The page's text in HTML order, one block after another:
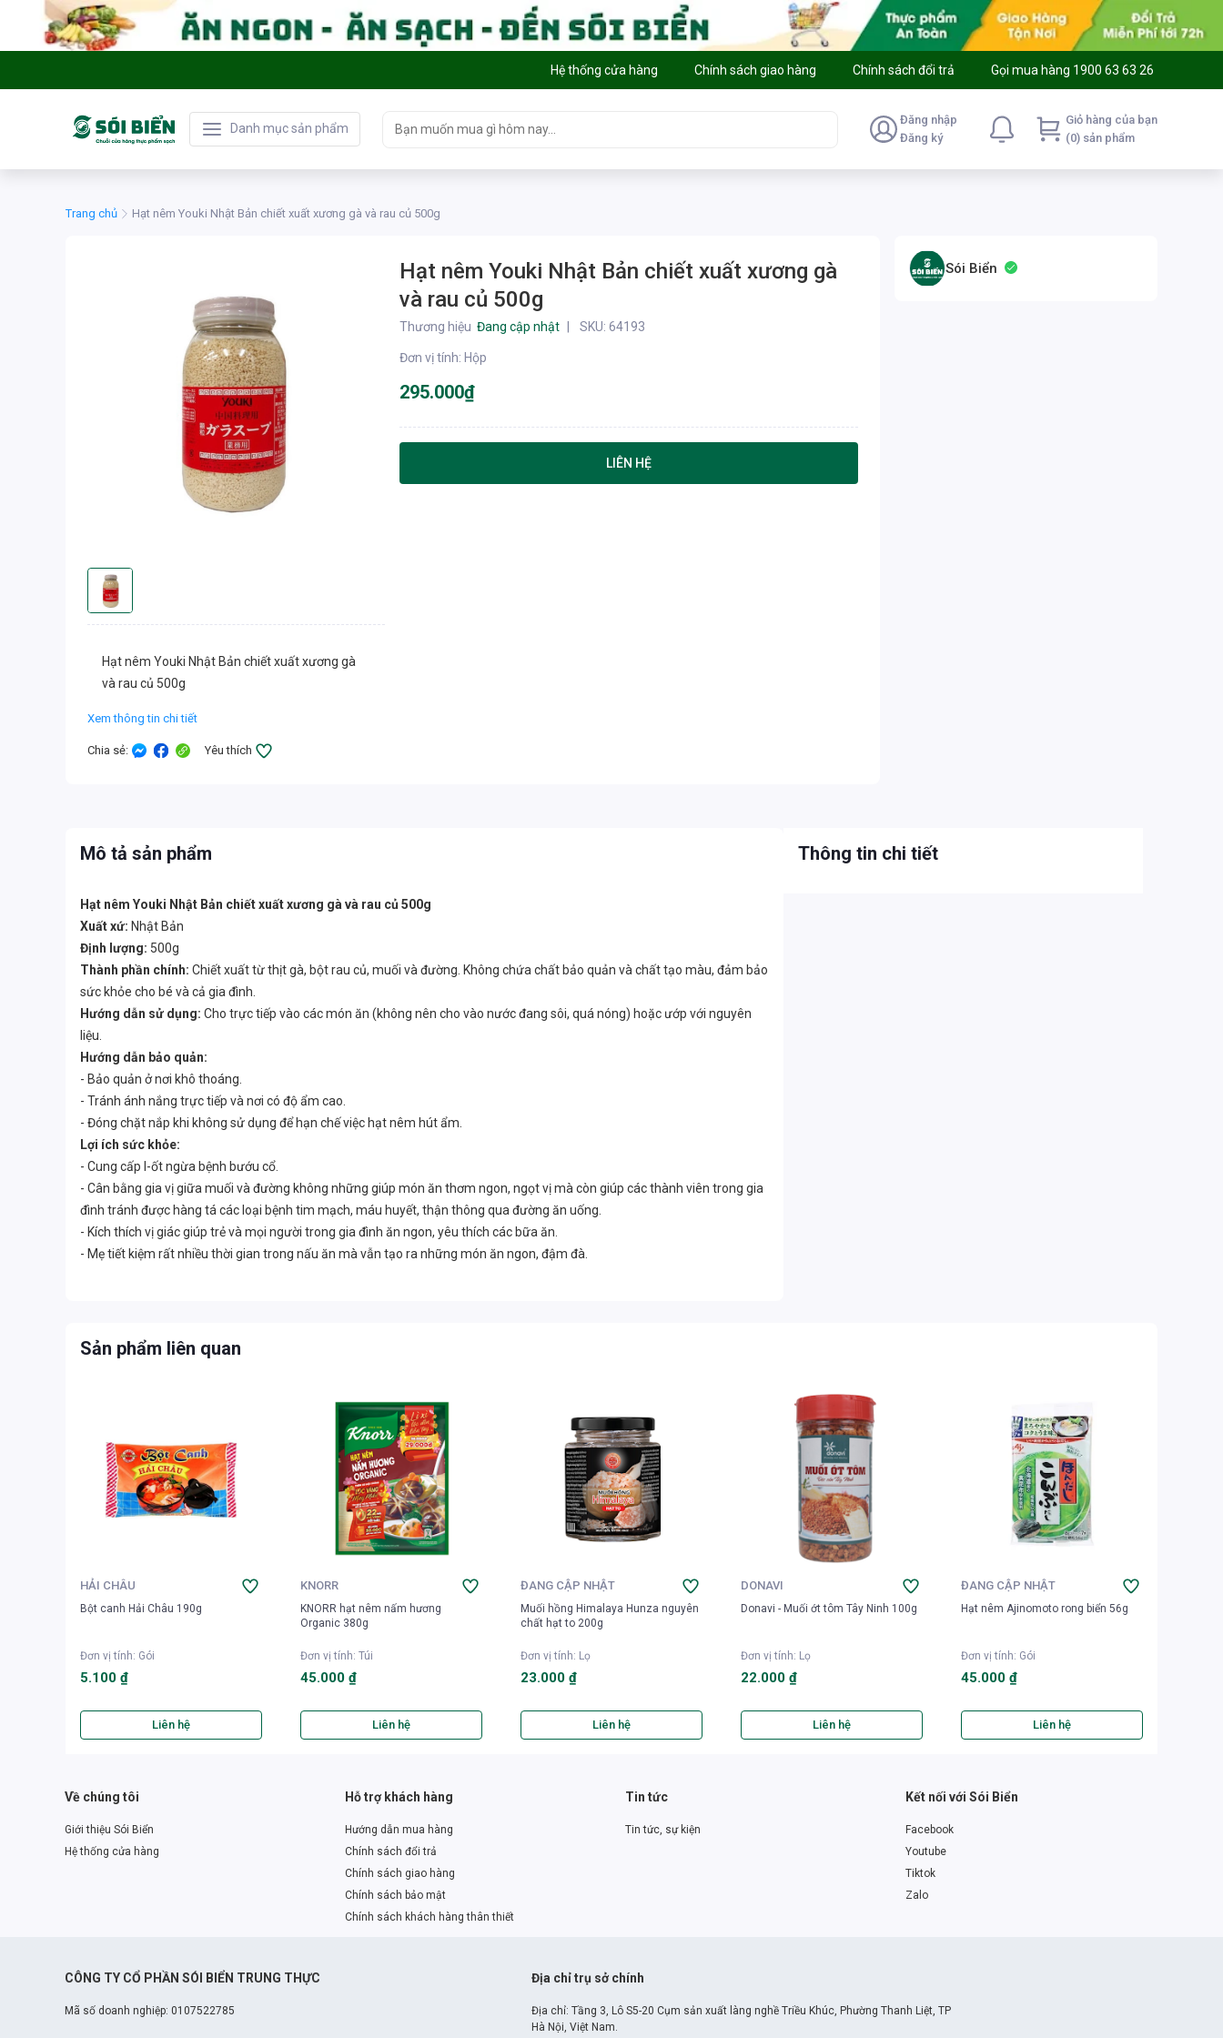
Hệ thống cửa hàng Chính sách giao hàng Chính sách đổi trả Gọi mua hàng 1900 63 63 26
Danh mục sản phẩm
Đăng nhập
Đăng ký
Giỏ hàng của bạn
(0) sản phẩm
Trang chủ Hạt nêm Youki Nhật Bản chiết xuất xương gà và rau củ 500g
Hạt nêm Youki Nhật Bản chiết xuất xương gà
và rau củ 500g
Xem thông tin chi tiết
Chia sẻ: Yêu thích
Hạt nêm Youki Nhật Bản chiết xuất xương gà
và rau củ 500g
Thương hiệu Đang cập nhật SKU:64193
Đơn vị tính: Hộp
295.000₫
LIÊN HỆ
Sói Biển
Mô tả sản phẩm
Hạt nêm Youki Nhật Bản chiết xuất xương gà và rau củ 500g
Xuất xứ: Nhật Bản
Định lượng: 500g
Thành phần chính: Chiết xuất từ ​​thịt gà, bột rau củ, muối và đường. Không chứa chất bảo quản và chất tạo màu, đảm bảo
sức khỏe cho bé và cả gia đình.
Hướng dẫn sử dụng: Cho trực tiếp vào các món ăn (không nên cho vào nước đang sôi, quá nóng) hoặc ướp với nguyên
liệu.
Hướng dẫn bảo quản:
- Bảo quản ở nơi khô thoáng.
- Tránh ánh nắng trực tiếp và nơi có độ ẩm cao.
- Đóng chặt nắp khi không sử dụng để hạn chế việc hạt nêm hút ẩm.
Lợi ích sức khỏe:
- Cung cấp I-ốt ngừa bệnh bướu cổ.
- Cân bằng gia vị giữa muối và đường không những giúp món ăn thơm ngon, ngọt vị mà còn giúp các thành viên trong gia
đình tránh được hàng tá các loại bệnh tim mạch, máu huyết, thận thông qua đường ăn uống.
- Kích thích vị giác giúp trẻ và mọi người trong gia đình ăn ngon, yêu thích các bữa ăn.
- Mẹ tiết kiệm rất nhiều thời gian trong nấu ăn mà vẫn tạo ra những món ăn ngon, đậm đà.
Thông tin chi tiết
Sản phẩm liên quan
HẢI CHÂU
Bột canh Hải Châu 190g
Đơn vị tính: Gói
5.100 ₫
Liên hệ
KNORR
KNORR hạt nêm nấm hương
Organic 380g
Đơn vị tính: Túi
45.000 ₫
Liên hệ
ĐANG CẬP NHẬT
Muối hồng Himalaya Hunza nguyên
chất hạt to 200g
Đơn vị tính: Lọ
23.000 ₫
Liên hệ
DONAVI
Donavi - Muối ớt tôm Tây Ninh 100g
Đơn vị tính: Lọ
22.000 ₫
Liên hệ
ĐANG CẬP NHẬT
Hạt nêm Ajinomoto rong biển 56g
Đơn vị tính: Gói
45.000 ₫
Liên hệ
Về chúng tôi
Giới thiệu Sói Biển
Hệ thống cửa hàng
Hỗ trợ khách hàng
Hướng dẫn mua hàng
Chính sách đổi trả
Chính sách giao hàng
Chính sách bảo mật
Chính sách khách hàng thân thiết
Tin tức
Tin tức, sự kiện
Kết nối với Sói Biển
Facebook
Youtube
Tiktok
Zalo
CÔNG TY CỔ PHẦN SÓI BIỂN TRUNG THỰC
Mã số doanh nghiệp: 0107522785
Địa chỉ trụ sở chính
Địa chỉ: Tầng 3, Lô S5-20 Cụm sản xuất làng nghề Triều Khúc, Phường Thanh Liệt, TP
Hà Nội, Việt Nam.